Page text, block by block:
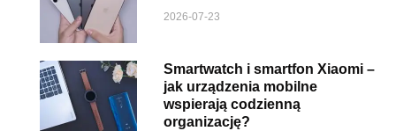
2026-07-23
Smartwatch i smartfon Xiaomi –
jak urządzenia mobilne
wspierają codzienną
organizację?